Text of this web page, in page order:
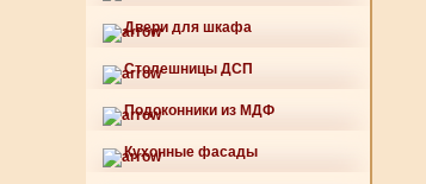
Двери для шкафа
Столешницы ДСП
Подоконники из МДФ
Кухонные фасады